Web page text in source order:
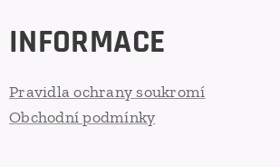
INFORMACE
Pravidla ochrany soukromí
Obchodní podmínky